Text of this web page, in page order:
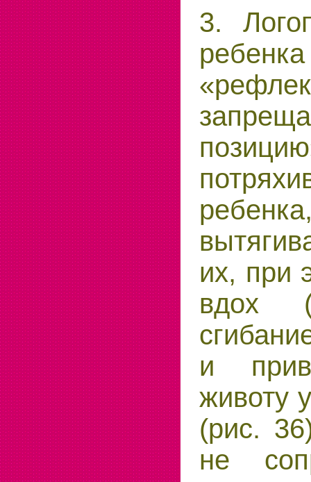
3.
их, при
вдох
и
животу
(рис.
не